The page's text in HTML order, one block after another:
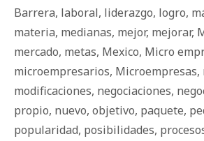
Barrera, laboral, liderazgo, logro,
materia, medianas, mejor, mejorar,
mercado, metas, Mexico, Micro
microempresarios, Microempresas,
modificaciones, negociaciones,
propio, nuevo, objetivo, paquete,
popularidad, posibilidades,